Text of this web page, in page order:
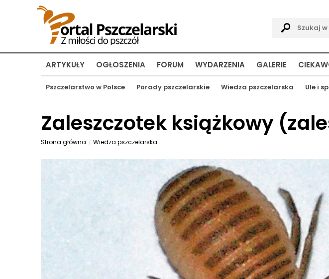
ARTYKUŁY
Pszczelarstwo w Polsce Porady pszczelarskie Wiedza pszczelarska Ule i
OGŁOSZENIA FORUM WYDARZENIA GALERIE
Zaleszczotek książkowy
Strona główna Wiedza pszczelarska